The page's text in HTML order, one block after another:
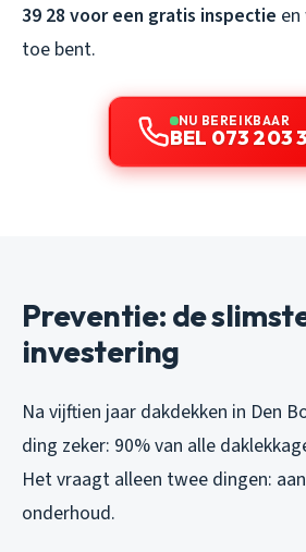
39 28 voor een gratis inspectie
toe bent.
NU BEREIKBAAR
BEL 073 203
Preventie: de
investering
Na vijftien jaar dakdekken in Den
ding zeker: 90% van alle
Het vraagt alleen twee dingen:
onderhoud.